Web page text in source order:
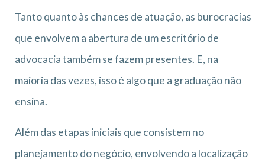
Tanto quanto às chances de atuação, as burocracias
que envolvem a abertura de um escritório de
advocacia também se fazem presentes. E, na
maioria das vezes, isso é algo que a graduação não
ensina.
Além das etapas iniciais que consistem no
planejamento do negócio, envolvendo a localização